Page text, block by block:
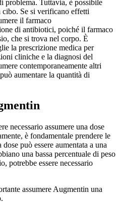
problema. Tuttavia, è possibile
cibo. Se si verificano effetti
il farmaco
di antibiotici, poiché il farmaco
che si trova nel corpo. È
la prescrizione medica per
cliniche e la diagnosi del
contemporaneamente altri
aumentare la quantità di
necessario assumere una dose
è fondamentale prendere le
può essere aumentata a una
una bassa percentuale di peso
potrebbe essere necessario
assumere Augmentin una